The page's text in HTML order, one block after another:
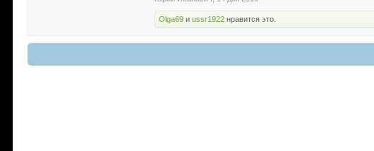
Olga69 иussr1922 нравится это.